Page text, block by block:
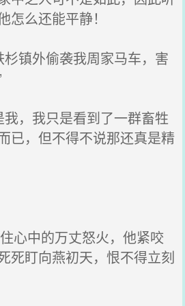
怎么还能平静！
镇外偷袭我周家马车，害
，我只是看到了一群畜牲
已，但不得不说那还真是精
心中的万丈怒火，他紧咬
死盯向燕初天，恨不得立刻